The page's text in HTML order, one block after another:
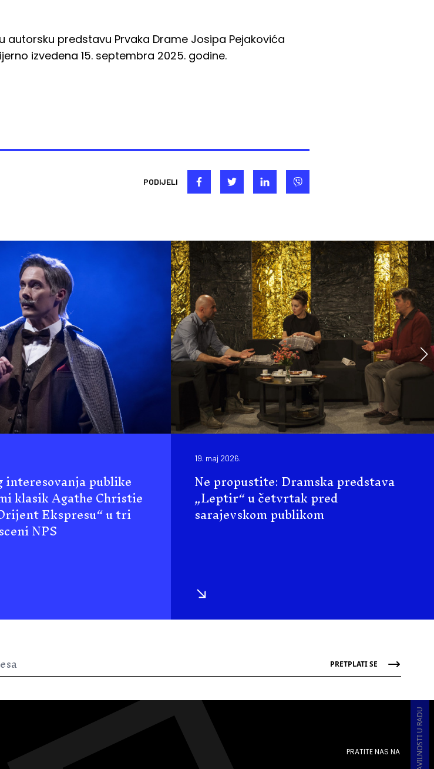
autorsku predstavu Prvaka Drame Josipa Pejakovića
izvedena 15. septembra 2025. godine.
PODIJELI
interesovanja publike
klasik Agathe Christie
Ekspresu“ u tri
NPS
19. maj 2026.
Ne propustite: Dramska predstava
„Leptir“ u četvrtak pred
sarajevskom publikom
PRETPLATI SE
PRATITE NAS NA